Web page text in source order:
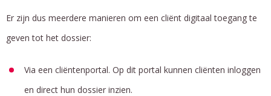
Er zijn dus meerdere manieren om een cliënt digitaal toegang te
geven tot het dossier:
Via een cliëntenportal. Op dit portal kunnen cliënten inloggen
en direct hun dossier inzien.